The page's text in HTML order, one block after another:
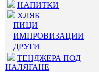
НАПИТКИ
ХЛЯБ
ПИЦИ
ИМПРОВИЗАЦИИ
ДРУГИ
ТЕНДЖЕРА ПОД
НАЛЯГАНЕ